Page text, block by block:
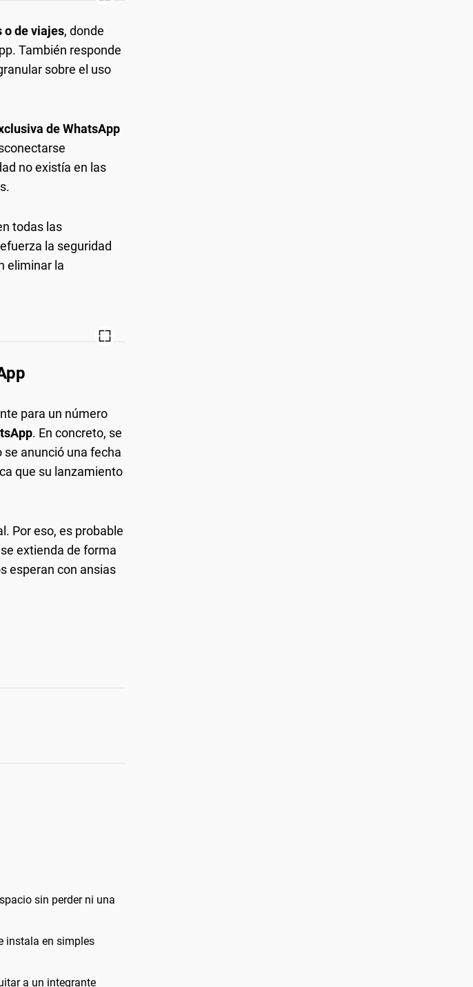
de viajes, donde
También responde
sobre el uso
de WhatsApp
no existía en las
todas las
la seguridad
eliminar la
para un número
. En concreto, se
anunció una fecha
que su lanzamiento
Por eso, es probable
extienda de forma
esperan con ansias
sin perder ni una
instala en simples
a un integrante